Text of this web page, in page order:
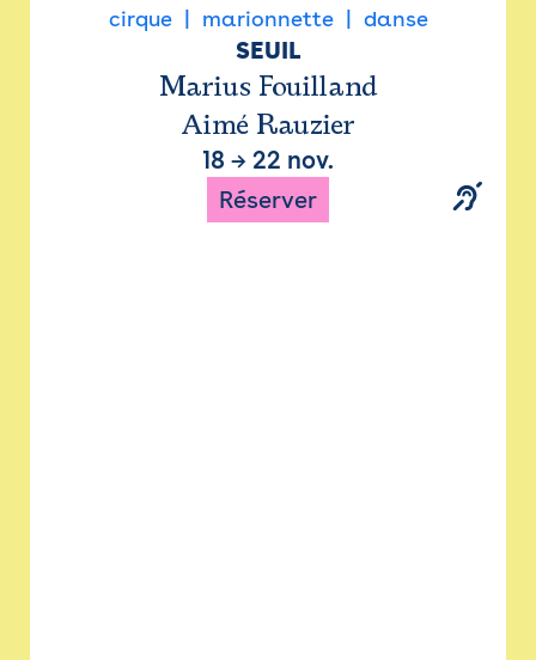
cirque marionnette danse
SEUIL
Marius Fouilland
Aimé Rauzier
18 → 22 nov.
Réserver